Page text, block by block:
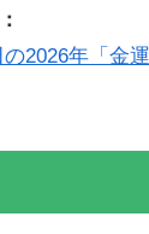
2026年「金